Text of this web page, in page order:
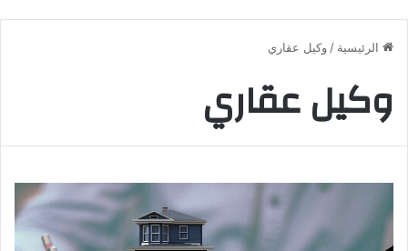
الرئيسية / وكيل عقاري
وكيل عقاري